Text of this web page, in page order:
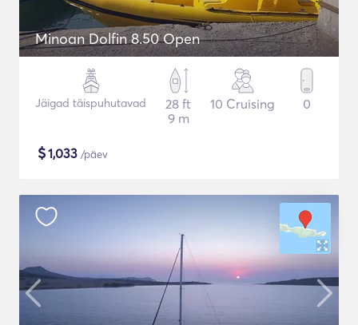
Minoan Dolfin 8.50 Open
Jäigad täispuhutavad
28 ft
9 m
10 Cruising 0
$1,033 /päev